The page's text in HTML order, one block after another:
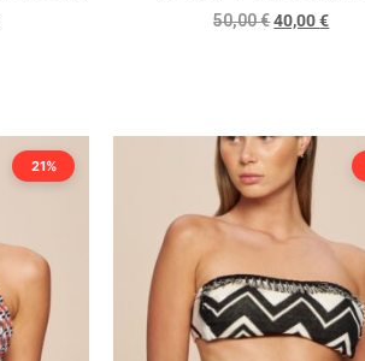
50,00€40,00€
21%